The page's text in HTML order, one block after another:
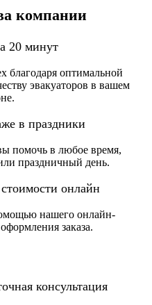
компании
20 минут
благодаря оптимальной
эвакуаторов в вашем
в праздники
помочь в любое время,
праздничный день.
онлайн
нашего онлайн-
заказа.
консультация